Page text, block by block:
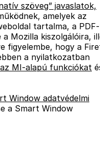
szöveg” javaslatok,
amelyek az
tartalma, a
Mozilla kiszolgálóira,
figyelembe, hogy a
a nyilatkozatban
MI-alapú funkciókat
Window adatvédelmi
a Smart Window